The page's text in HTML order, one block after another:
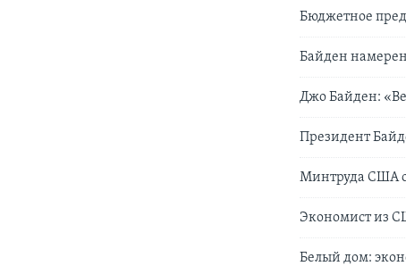
Бюджетное
Байден
Джо Байден:
Президент
Минтруда США
Экономист из
Белый дом: